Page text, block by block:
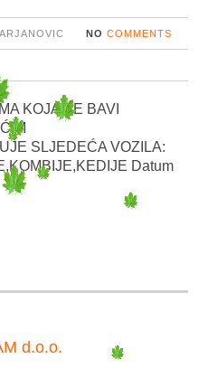
NO COMMENTS
KOJA SE BAVI
SLJEDEĆA VOZILA:
Datum
d.o.o.